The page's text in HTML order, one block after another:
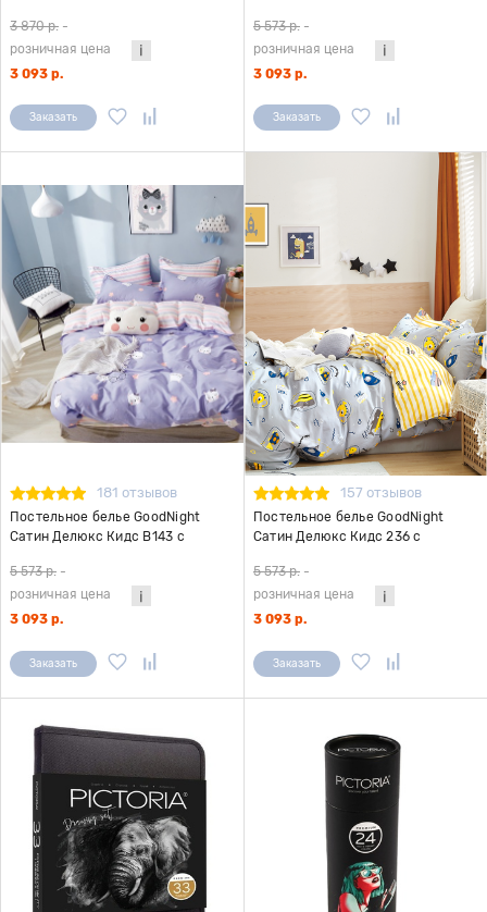
3 870 р. -
розничная цена
3 093 р.
Заказать
5 573 р. -
розничная цена
3 093 р.
Заказать
181 отзывов
Постельное белье GoodNight
Сатин Делюкс Кидс В143 с
5 573 р. -
розничная цена
3 093 р.
Заказать
157 отзывов
Постельное белье GoodNight
Сатин Делюкс Кидс 236 с
5 573 р. -
розничная цена
3 093 р.
Заказать